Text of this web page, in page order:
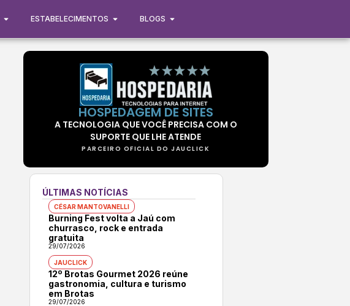
ESTABELECIMENTOS BLOGS
HOSPEDAGEM DE SITES
A TECNOLOGIA QUE VOCÊ PRECISA COM O
SUPORTE QUE LHE ATENDE
PARCEIRO OFICIAL DO JAUCLICK
ÚLTIMAS NOTÍCIAS
CÉSAR MANTOVANELLI
Burning Fest volta a Jaú com
churrasco, rock e entrada
gratuita
29/07/2026
JAUCLICK
12º Brotas Gourmet 2026 reúne
gastronomia, cultura e turismo
em Brotas
29/07/2026